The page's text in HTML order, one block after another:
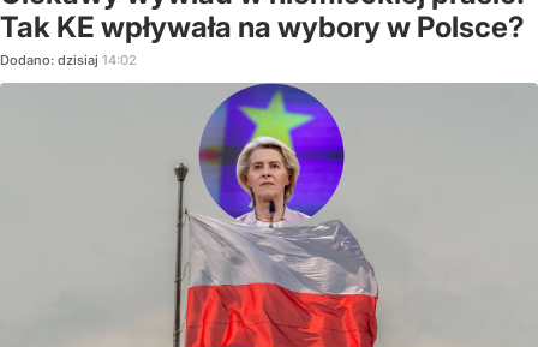
Tak KE wpływała na wybory w Polsce?
Dodano: dzisiaj 14:02